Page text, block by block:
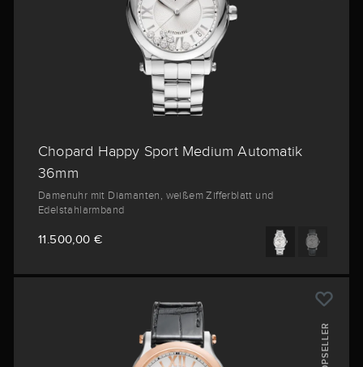
Chopard Happy Sport Medium Automatik
36mm
Damenuhr mit Diamanten, weißem Zifferblatt und
Edelstahlarmband
11.500,00 €
TOPSELLER